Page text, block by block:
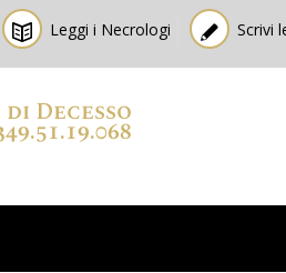
Leggi i Necrologi Scrivi
Decesso